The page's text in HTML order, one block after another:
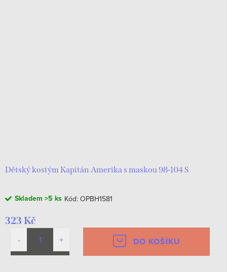
Dětský kostým Kapitán Amerika s maskou 98-104 S
Skladem >5 ks Kód: OPBH1581
323 Kč
DO KOŠÍKU